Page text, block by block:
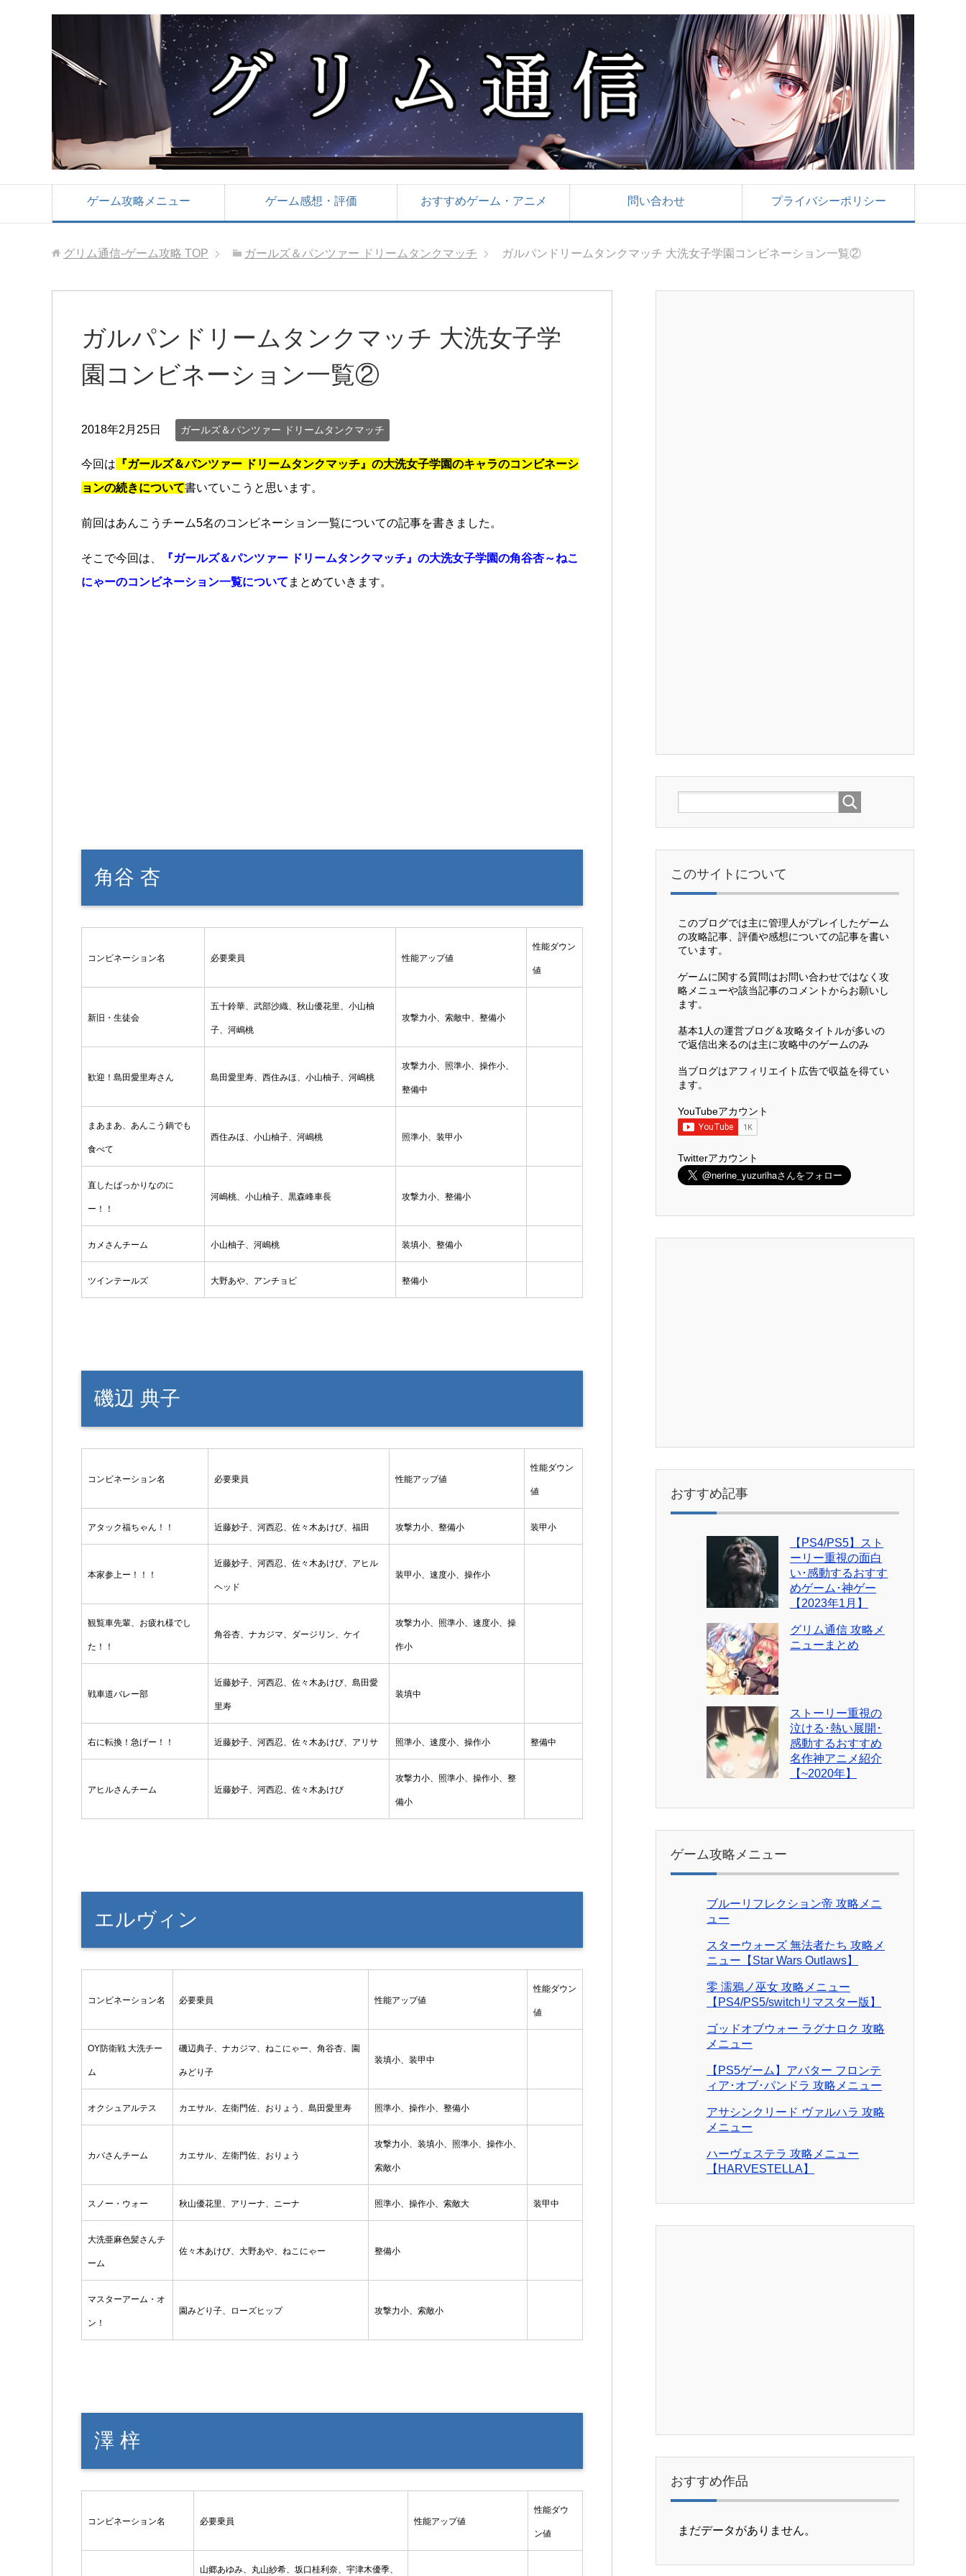
ゲーム攻略メニュー ゲーム感想・評価 おすすめゲーム・アニメ 問い合わせ プライバシーポリシー
グリム通信-ゲーム攻略 TOP ガールズ＆パンツァー ドリームタンクマッチ ガルパンドリームタンクマッチ 大洗女子学園コンビネーション一覧②
ガルパンドリームタンクマッチ 大洗女子学
園コンビネーション一覧②
2018年2月25日 ガールズ＆パンツァー ドリームタンクマッチ
今回は 『ガールズ＆パンツァー ドリームタンクマッチ』の大洗女子学園のキャラのコンビネーシ
ョンの続きについて書いていこうと思います。
前回はあんこうチーム5名のコンビネーション一覧についての記事を書きました。
そこで今回は、
『ガールズ＆パンツァー ドリームタンクマッチ』の大洗女子学園の角谷杏～ねこ
にゃーのコンビネーション一覧について まとめていきます。
角谷 杏
コンビネーション名 必要乗員 性能アップ値
性能ダウン
値
新旧・生徒会
五十鈴華、武部沙織、秋山優花里、小山柚
子、河嶋桃
攻撃力小、索敵中、整備小
歓迎！島田愛里寿さん 島田愛里寿、西住みほ、小山柚子、河嶋桃
攻撃力小、照準小、操作小、
整備中
まあまあ、あんこう鍋でも
食べて
西住みほ、小山柚子、河嶋桃 照準小、装甲小
直したばっかりなのに
ー！！
河嶋桃、小山柚子、黒森峰車長 攻撃力小、整備小
カメさんチーム 小山柚子、河嶋桃 装填小、整備小
ツインテールズ 大野あや、アンチョビ 整備小
磯辺 典子
コンビネーション名 必要乗員 性能アップ値
性能ダウン
値
アタック福ちゃん！！ 近藤妙子、河西忍、佐々木あけび、福田 攻撃力小、整備小 装甲小
本家参上ー！！！
近藤妙子、河西忍、佐々木あけび、アヒル
ヘッド
装甲小、速度小、操作小
観覧車先輩、お疲れ様でし
た！！
角谷杏、ナカジマ、ダージリン、ケイ
攻撃力小、照準小、速度小、操
作小
戦車道バレー部
近藤妙子、河西忍、佐々木あけび、島田愛
里寿
装填中
右に転換！急げー！！ 近藤妙子、河西忍、佐々木あけび、アリサ 照準小、速度小、操作小 整備中
アヒルさんチーム 近藤妙子、河西忍、佐々木あけび
攻撃力小、照準小、操作小、整
備小
エルヴィン
コンビネーション名 必要乗員 性能アップ値
性能ダウン
値
OY防衛戦 大洗チー
ム
磯辺典子、ナカジマ、ねこにゃー、角谷杏、園
みどり子
装填小、装甲中
オクシュアルテス カエサル、左衛門佐、おりょう、島田愛里寿 照準小、操作小、整備小
カバさんチーム カエサル、左衛門佐、おりょう
攻撃力小、装填小、照準小、操作小、
索敵小
スノー・ウォー 秋山優花里、アリーナ、ニーナ 照準小、操作小、索敵大 装甲中
大洗亜麻色髪さんチ
ーム
佐々木あけび、大野あや、ねこにゃー 整備小
マスターアーム・オ
ン！
園みどり子、ローズヒップ 攻撃力小、索敵小
澤 梓
コンビネーション名 必要乗員 性能アップ値
性能ダウ
ン値
山郷あゆみ、丸山紗希、坂口桂利奈、宇津木優季、
このサイトについて
このブログでは主に管理人がプレイしたゲーム
の攻略記事、評価や感想についての記事を書い
ています。
ゲームに関する質問はお問い合わせではなく攻
略メニューや該当記事のコメントからお願いし
ます。
基本1人の運営ブログ＆攻略タイトルが多いの
で返信出来るのは主に攻略中のゲームのみ
当ブログはアフィリエイト広告で収益を得てい
ます。
YouTubeアカウント
Twitterアカウント
おすすめ記事
【PS4/PS5】スト
ーリー重視の面白
い･感動するおすす
めゲーム･神ゲー
【2023年1月】
グリム通信 攻略メ
ニューまとめ
ストーリー重視の
泣ける･熱い展開･
感動するおすすめ
名作神アニメ紹介
【~2020年】
ゲーム攻略メニュー
ブルーリフレクション帝 攻略メニ
ュー
スターウォーズ 無法者たち 攻略メ
ニュー【Star Wars Outlaws】
零 濡鴉ノ巫女 攻略メニュー
【PS4/PS5/switchリマスター版】
ゴッドオブウォー ラグナロク 攻略
メニュー
【PS5ゲーム】アバター フロンテ
ィア･オブ･パンドラ 攻略メニュー
アサシンクリード ヴァルハラ 攻略
メニュー
ハーヴェステラ 攻略メニュー
【HARVESTELLA】
おすすめ作品
まだデータがありません。